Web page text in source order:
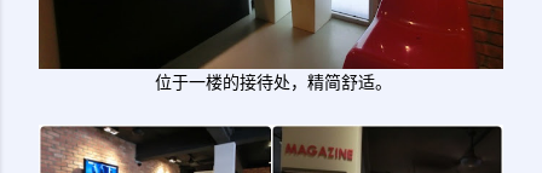
位于一楼的接待处，精简舒适。